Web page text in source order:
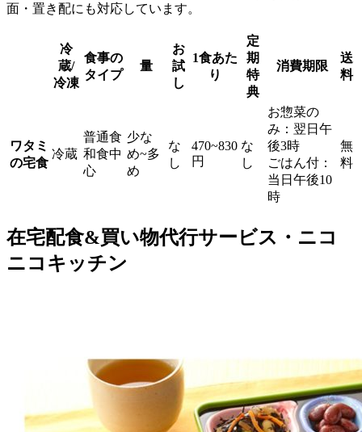
面・置き配にも対応しています。
冷
蔵/
冷凍
食事の
タイプ
量
お
試
し
1食あた
り
定
期
特
典
消費期限
送
料
ワタミ
の宅食
冷蔵
普通食
和食中
心
少な
め~多
め
な
し
470~830
円
な
し
お惣菜の
み：翌日午
後3時
ごはん付：
当日午後10
時
無
料
在宅配食&買い物代行サービス・ニコ
ニコキッチン